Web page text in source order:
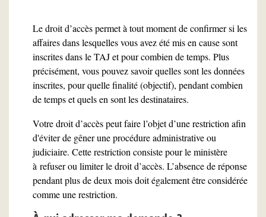
Le droit d’accès permet à tout moment de confirmer si les
affaires dans lesquelles vous avez été mis en cause sont
inscrites dans le TAJ et pour combien de temps. Plus
précisément, vous pouvez savoir quelles sont les données
inscrites, pour quelle finalité (objectif), pendant combien
de temps et quels en sont les destinataires.
Votre droit d’accès peut faire l’objet d’une restriction afin
d'éviter de gêner une procédure administrative ou
judiciaire. Cette restriction consiste pour le ministère
à refuser ou limiter le droit d’accès. L’absence de réponse
pendant plus de deux mois doit également être considérée
comme une restriction.